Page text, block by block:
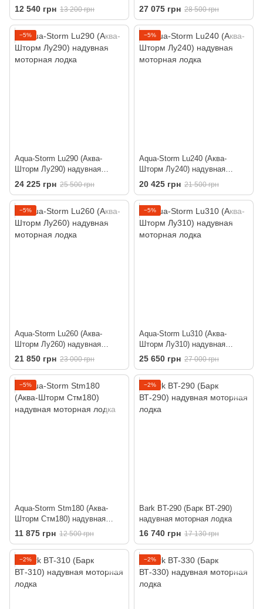
моторная лодка
12 540 грн 13 200 грн
моторная лодка
27 075 грн 28 500 грн
−5%
Aqua-Storm Lu290 (Аква-
Шторм Лу290) надувная
моторная лодка
24 225 грн 25 500 грн
−5%
Aqua-Storm Lu240 (Аква-
Шторм Лу240) надувная
моторная лодка
20 425 грн 21 500 грн
−5%
Aqua-Storm Lu260 (Аква-
Шторм Лу260) надувная
моторная лодка
21 850 грн 23 000 грн
−5%
Aqua-Storm Lu310 (Аква-
Шторм Лу310) надувная
моторная лодка
25 650 грн 27 000 грн
−5%
Aqua-Storm Stm180 (Аква-
Шторм Стм180) надувная
моторная лодка
11 875 грн 12 500 грн
−2%
Bark BT-290 (Барк ВТ-290)
надувная моторная лодка
16 740 грн 17 130 грн
−2% −2%